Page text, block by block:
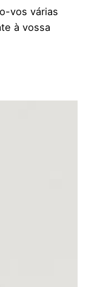
vos várias
à vossa